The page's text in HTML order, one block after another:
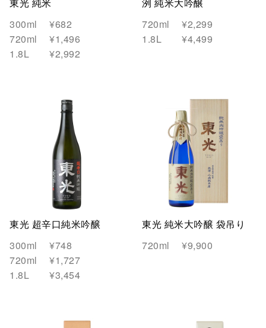
東光 純米
300ml
¥682
720ml
¥1,496
1.8L
¥2,992
洌 純米大吟醸
720ml
¥2,299
1.8L
¥4,499
東光 超辛口純米吟醸
300ml
¥748
720ml
¥1,727
1.8L
¥3,454
東光 純米大吟醸 袋吊り
720ml ¥9,900